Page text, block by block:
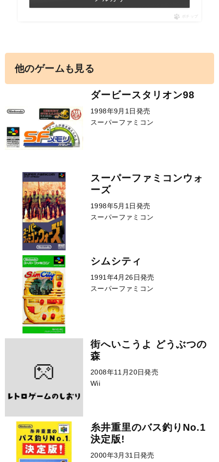
ポチップ
他のゲームも見る
ダービースタリオン98
1998年9月1日発売
スーパーファミコン
スーパーファミコンウォ
ーズ
1998年5月1日発売
スーパーファミコン
シムシティ
1991年4月26日発売
スーパーファミコン
街へいこうよ どうぶつの
森
2008年11月20日発売
Wii
糸井重里のバス釣りNo.1
決定版!
2000年3月31日発売